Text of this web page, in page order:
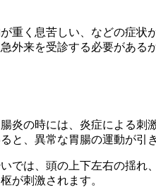
重く息苦しい、などの症
来を受診する必要があ
炎の時には、炎症による
と、異常な胃腸の運動が引
では、頭の上下左右の揺
が刺激されます。